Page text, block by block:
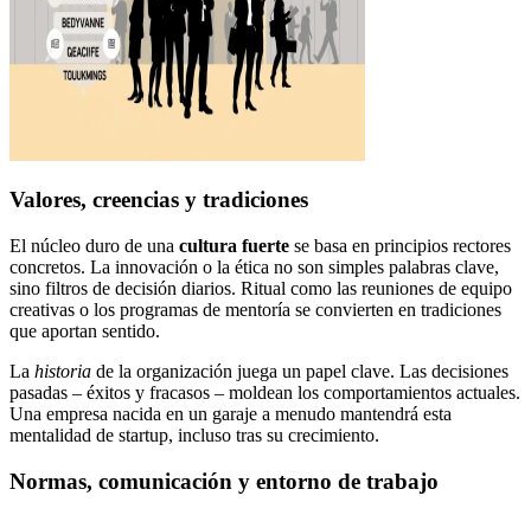
Valores, creencias y tradiciones
El núcleo duro de una cultura fuerte se basa en principios rectores
concretos. La innovación o la ética no son simples palabras clave,
sino filtros de decisión diarios. Ritual como las reuniones de equipo
creativas o los programas de mentoría se convierten en tradiciones
que aportan sentido.
La historia de la organización juega un papel clave. Las decisiones
pasadas – éxitos y fracasos – moldean los comportamientos actuales.
Una empresa nacida en un garaje a menudo mantendrá esta
mentalidad de startup, incluso tras su crecimiento.
Normas, comunicación y entorno de trabajo